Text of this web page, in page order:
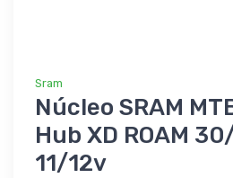
Sram
Núcleo SRAM
Hub XD ROAM
11/12v